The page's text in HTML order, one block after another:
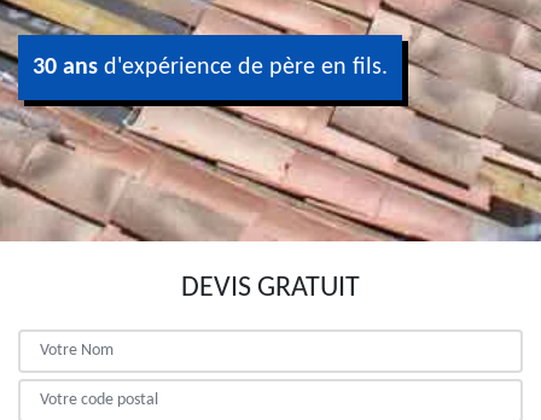
30 ans d'expérience de père en fils.
DEVIS GRATUIT